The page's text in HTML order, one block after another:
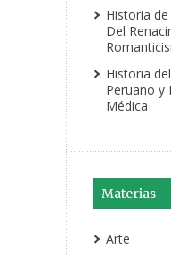
Historia
Del
Historia
Peruano y
Médica
Materias
Arte